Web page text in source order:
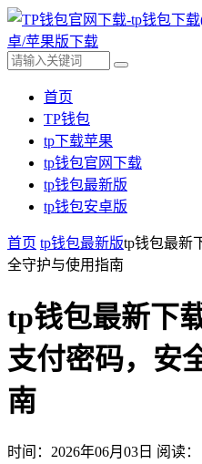
首页
TP钱包
tp下载苹果
tp钱包官网下载
tp钱包最新版
tp钱包安卓版
首页 tp钱包最新版tp钱包最新
全守护与使用指南
tp钱包最新下
支付密码，安
南
时间：2026年06月03日 阅读：